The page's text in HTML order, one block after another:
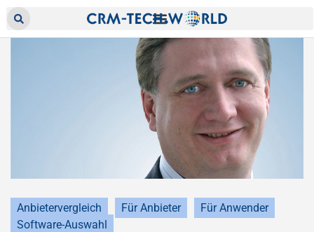
Anbietervergleich Für Anbieter
Für Anwender
Software-Auswahl